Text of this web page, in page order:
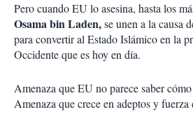
Pero cuando EU lo asesina, hasta los
Osama bin Laden,se unen a la causa
para convertir al Estado Islámico en la
Occidente que es hoy en día.
Amenaza que EU no parece saber
Amenaza que crece en adeptos y